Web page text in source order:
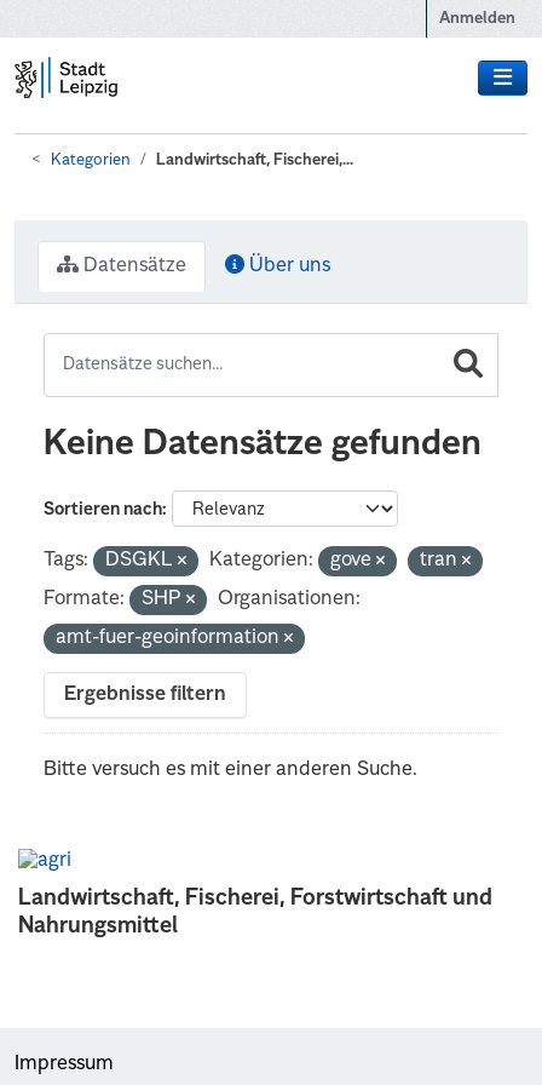
Anmelden
Kategorien Landwirtschaft, Fischerei,...
Landwirtschaft, Fischerei, Forstwirtschaft und
Nahrungsmittel
Datensätze Über uns
Keine Datensätze gefunden
Sortieren nach
Tags: DSGKL Kategorien: gove
tran
Formate:
SHP
Organisationen:
amt-fuer-geoinformation
Ergebnisse filtern
Bitte versuch es mit einer anderen Suche.
Impressum